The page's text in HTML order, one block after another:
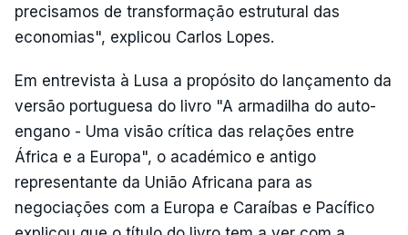
precisamos de transformação estrutural das
economias", explicou Carlos Lopes.
Em entrevista à Lusa a propósito do lançamento da
versão portuguesa do livro "A armadilha do auto-
engano - Uma visão crítica das relações entre
África e a Europa", o académico e antigo
representante da União Africana para as
negociações com a Europa e Caraíbas e Pacífico